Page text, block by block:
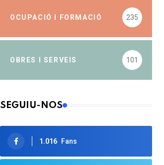
OCUPACIÓ I FORMACIÓ 235
OBRES I SERVEIS 101
SEGUIU-NOS
1.016 Fans